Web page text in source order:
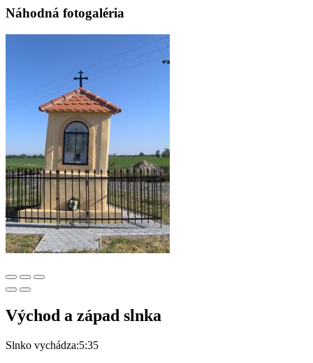
Náhodná fotogaléria
Východ a západ slnka
Slnko vychádza:5:35